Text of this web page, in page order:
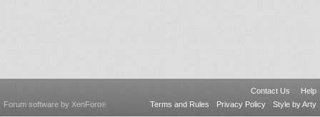
Contact Us
Help
Terms and Rules
Privacy Policy Style by Arty
Forum software by XenForo®